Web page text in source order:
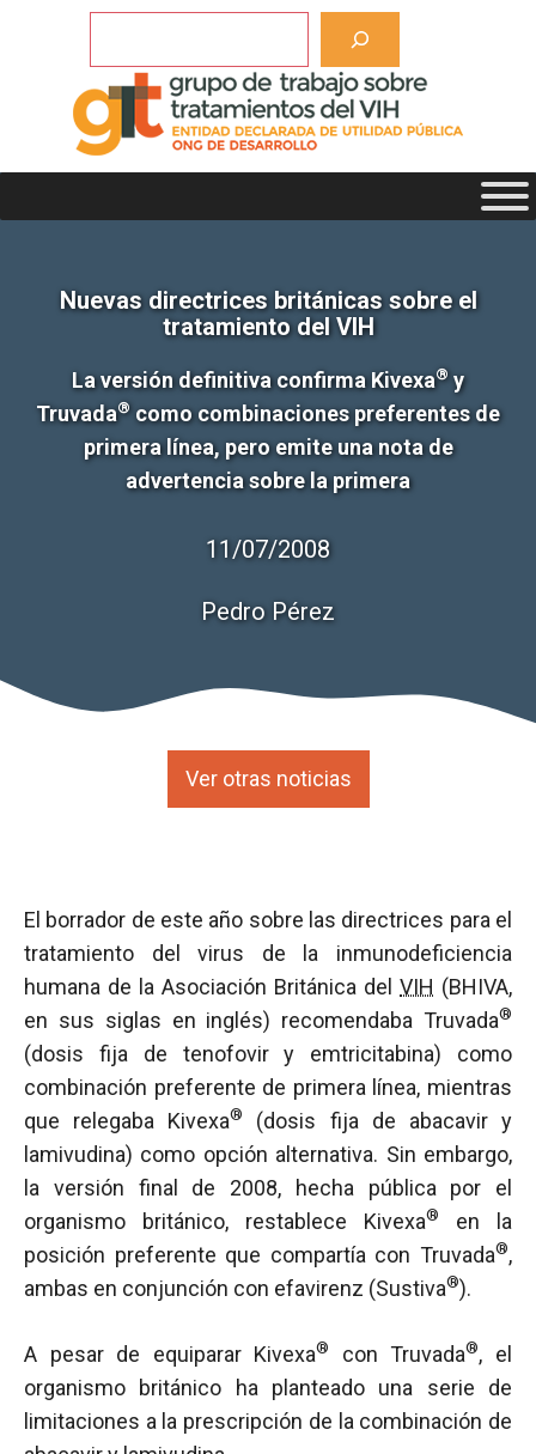
Nuevas directrices británicas sobre el
tratamiento del VIH
La versión definitiva confirma Kivexa®y
Truvada® como combinaciones preferentes de
primera línea, pero emite una nota de
advertencia sobre la primera
11/07/2008
Pedro Pérez
Ver otras noticias
El borrador de este año sobre las directrices para el
tratamiento del virus de la inmunodeficiencia
humana de la Asociación Británica del VIH (BHIVA,
en sus siglas en inglés) recomendaba Truvada®
(dosis fija de tenofovir y emtricitabina) como
combinación preferente de primera línea, mientras
que relegaba Kivexa®
(dosis fija de abacavir y
lamivudina) como opción alternativa. Sin embargo,
la versión final de 2008, hecha pública por el
organismo británico, restablece Kivexa®
en la
posición preferente que compartía con Truvada®,
ambas en conjunción con efavirenz (Sustiva®).
A pesar de equiparar Kivexa® con Truvada®, el
organismo británico ha planteado una serie de
limitaciones a la prescripción de la combinación de